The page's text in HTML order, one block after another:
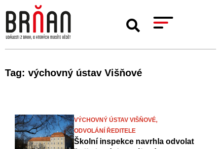
Tag: výchovný ústav Višňové
VÝCHOVNÝ ÚSTAV VIŠŇOVÉ,
ODVOLÁNÍ ŘEDITELE
Školní inspekce navrhla odvolat